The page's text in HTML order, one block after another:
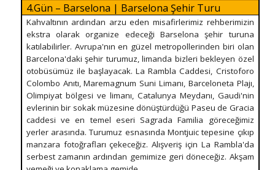
4.Gün – Barselona | Barselona Şehir Turu
Kahvaltının ardından arzu eden misafirlerimiz rehberimizin
ekstra olarak organize edeceği Barselona şehir turuna
katılabilirler. Avrupa'nın en güzel metropollerinden biri olan
Barcelona'daki şehir turumuz, limanda bizleri bekleyen özel
otobüsümüz ile başlayacak. La Rambla Caddesi, Cristoforo
Colombo Anıtı, Maremagnum Suni Limanı, Barceloneta Plajı,
Olimpiyat bölgesi ve limanı, Catalunya Meydanı, Gaudi'nin
evlerinin bir sokak müzesine dönüştürdüğü Paseu de Gracia
caddesi ve en temel eseri Sagrada Familia göreceğimiz
yerler arasında. Turumuz esnasında Montjuic tepesine çıkıp
manzara fotoğrafları çekeceğiz. Alışveriş için La Rambla'da
serbest zamanın ardından gemimize geri döneceğiz. Akşam